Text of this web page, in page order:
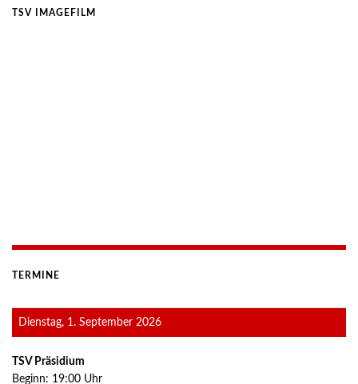
TSV IMAGEFILM
TERMINE
Dienstag, 1. September 2026
TSV Präsidium
Beginn: 19:00 Uhr